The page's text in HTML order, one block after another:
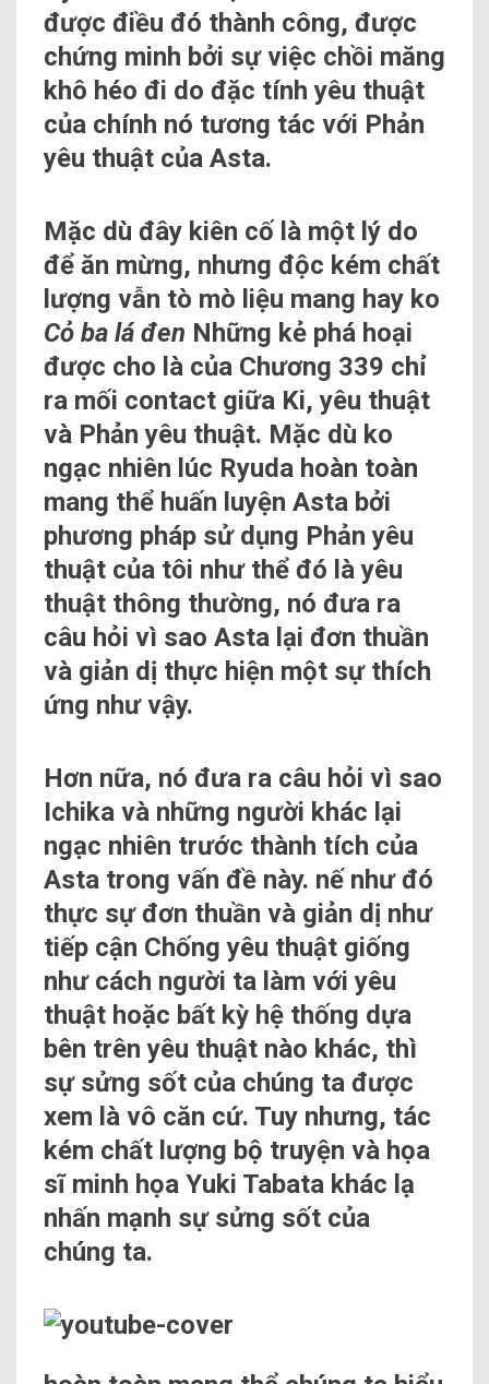
được điều đó thành công, được
chứng minh bởi sự việc chồi măng
khô héo đi do đặc tính yêu thuật
của chính nó tương tác với Phản
yêu thuật của Asta.
Mặc dù đây kiên cố là một lý do
để ăn mừng, nhưng độc kém chất
lượng vẫn tò mò liệu mang hay ko
Cỏ ba lá đen Những kẻ phá hoại
được cho là của Chương 339 chỉ
ra mối contact giữa Ki, yêu thuật
và Phản yêu thuật. Mặc dù ko
ngạc nhiên lúc Ryuda hoàn toàn
mang thể huấn luyện Asta bởi
phương pháp sử dụng Phản yêu
thuật của tôi như thể đó là yêu
thuật thông thường, nó đưa ra
câu hỏi vì sao Asta lại đơn thuần
và giản dị thực hiện một sự thích
ứng như vậy.
Hơn nữa, nó đưa ra câu hỏi vì sao
Ichika và những người khác lại
ngạc nhiên trước thành tích của
Asta trong vấn đề này. nế như đó
thực sự đơn thuần và giản dị như
tiếp cận Chống yêu thuật giống
như cách người ta làm với yêu
thuật hoặc bất kỳ hệ thống dựa
bên trên yêu thuật nào khác, thì
sự sửng sốt của chúng ta được
xem là vô căn cứ. Tuy nhưng, tác
kém chất lượng bộ truyện và họa
sĩ minh họa Yuki Tabata khác lạ
nhấn mạnh sự sửng sốt của
chúng ta.